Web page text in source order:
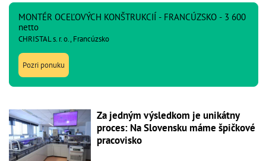
MONTÉR OCEĽOVÝCH KONŠTRUKCIÍ - FRANCÚZSKO - 3 600
netto
CHRISTAL s. r. o., Francúzsko
Pozri ponuku
Za jedným výsledkom je unikátny
proces: Na Slovensku máme špičkové
pracovisko